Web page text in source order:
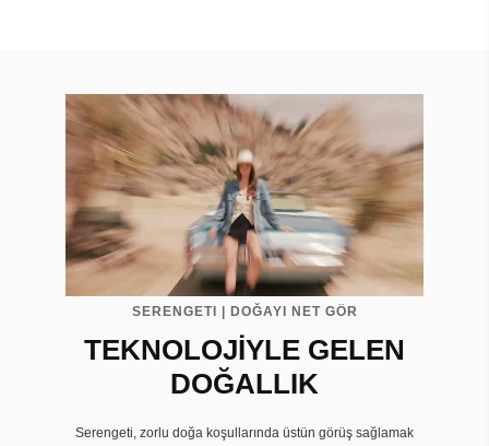
SERENGETI | DOĞAYI NET GÖR
TEKNOLOJİYLE GELEN
DOĞALLIK
Serengeti, zorlu doğa koşullarında üstün görüş sağlamak